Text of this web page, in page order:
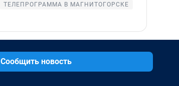
ТЕЛЕПРОГРАММА В МАГНИТОГОРСКЕ
Сообщить новость